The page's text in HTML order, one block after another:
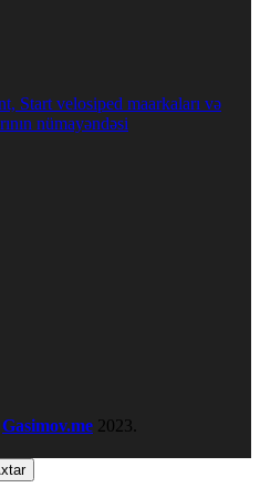
Start velosiped maarkaları və
nümayəndəsi
Gasimov.me 2023.